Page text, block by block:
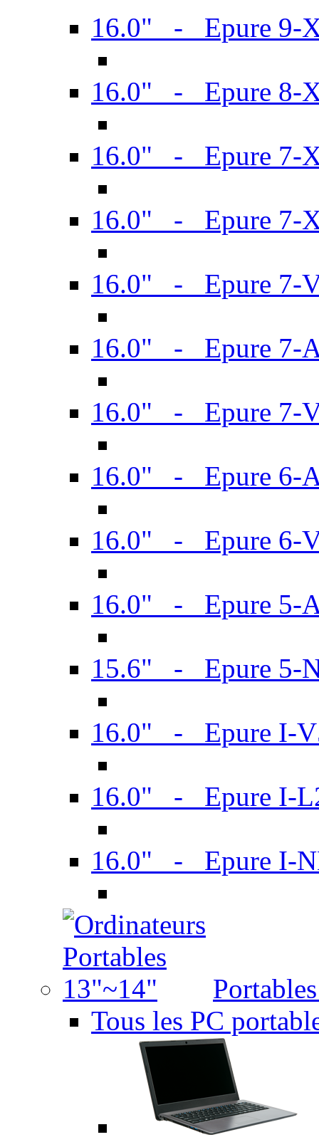
16.0" - Epure 9-
16.0" - Epure 8-
16.0" - Epure 7-
16.0" - Epure 7-
16.0" - Epure 7-
16.0" - Epure 7-
16.0" - Epure 7-
16.0" - Epure 6-
16.0" - Epure 6-
16.0" - Epure 5-
15.6" - Epure 5-
16.0" - Epure I-
16.0" - Epure I-
16.0" - Epure I-
Tous les PC